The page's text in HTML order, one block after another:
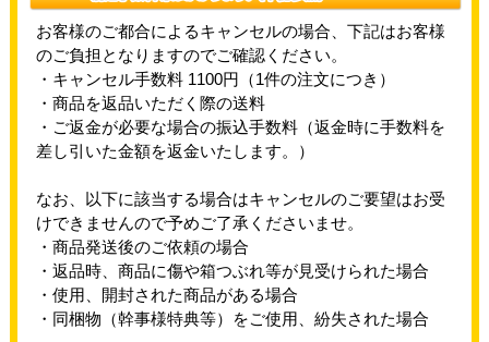
お客様のご都合によるキャンセルの場合、下記はお客様
のご負担となりますのでご確認ください。
・キャンセル手数料 1100円（1件の注文につき）
・商品を返品いただく際の送料
・ご返金が必要な場合の振込手数料（返金時に手数料を
差し引いた金額を返金いたします。）
なお、以下に該当する場合はキャンセルのご要望はお受
けできませんので予めご了承くださいませ。
・商品発送後のご依頼の場合
・返品時、商品に傷や箱つぶれ等が見受けられた場合
・使用、開封された商品がある場合
・同梱物（幹事様特典等）をご使用、紛失された場合